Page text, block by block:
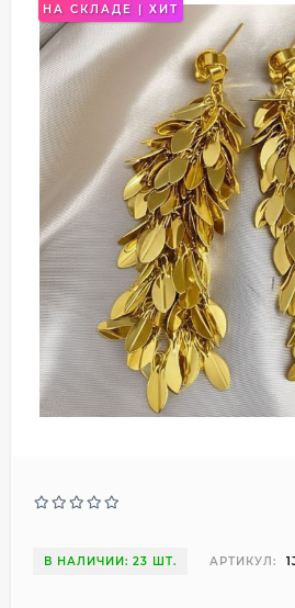
НА СКЛАДЕ | ХИТ
В НАЛИЧИИ: 23 ШТ. АРТИКУЛ: